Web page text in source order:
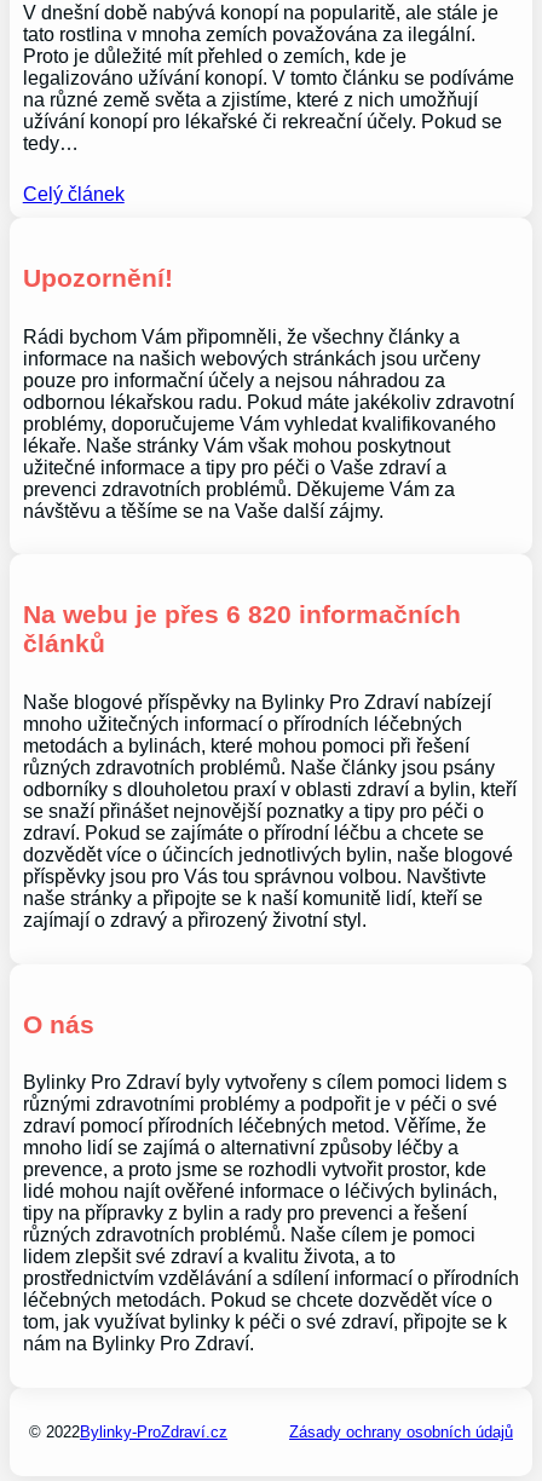
V dnešní době nabývá konopí na popularitě, ale stále je
tato rostlina v mnoha zemích považována za ilegální.
Proto je důležité mít přehled o zemích, kde je
legalizováno užívání konopí. V tomto článku se podíváme
na různé země světa a zjistíme, které z nich umožňují
užívání konopí pro lékařské či rekreační účely. Pokud se
tedy…
Celý článek
Upozornění!
Rádi bychom Vám připomněli, že všechny články a
informace na našich webových stránkách jsou určeny
pouze pro informační účely a nejsou náhradou za
odbornou lékařskou radu. Pokud máte jakékoliv zdravotní
problémy, doporučujeme Vám vyhledat kvalifikovaného
lékaře. Naše stránky Vám však mohou poskytnout
užitečné informace a tipy pro péči o Vaše zdraví a
prevenci zdravotních problémů. Děkujeme Vám za
návštěvu a těšíme se na Vaše další zájmy.
Na webu je přes 6 820 informačních
článků
Naše blogové příspěvky na Bylinky Pro Zdraví nabízejí
mnoho užitečných informací o přírodních léčebných
metodách a bylinách, které mohou pomoci při řešení
různých zdravotních problémů. Naše články jsou psány
odborníky s dlouholetou praxí v oblasti zdraví a bylin, kteří
se snaží přinášet nejnovější poznatky a tipy pro péči o
zdraví. Pokud se zajímáte o přírodní léčbu a chcete se
dozvědět více o účincích jednotlivých bylin, naše blogové
příspěvky jsou pro Vás tou správnou volbou. Navštivte
naše stránky a připojte se k naší komunitě lidí, kteří se
zajímají o zdravý a přirozený životní styl.
O nás
Bylinky Pro Zdraví byly vytvořeny s cílem pomoci lidem s
různými zdravotními problémy a podpořit je v péči o své
zdraví pomocí přírodních léčebných metod. Věříme, že
mnoho lidí se zajímá o alternativní způsoby léčby a
prevence, a proto jsme se rozhodli vytvořit prostor, kde
lidé mohou najít ověřené informace o léčivých bylinách,
tipy na přípravky z bylin a rady pro prevenci a řešení
různých zdravotních problémů. Naše cílem je pomoci
lidem zlepšit své zdraví a kvalitu života, a to
prostřednictvím vzdělávání a sdílení informací o přírodních
léčebných metodách. Pokud se chcete dozvědět více o
tom, jak využívat bylinky k péči o své zdraví, připojte se k
nám na Bylinky Pro Zdraví.
© 2022Bylinky-ProZdraví.cz Zásady ochrany osobních údajů